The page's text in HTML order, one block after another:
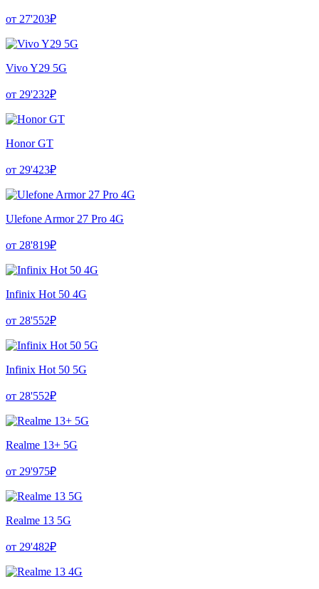
от 27'203₽
Vivo Y29 5G
от 29'232₽
Honor GT
от 29'423₽
Ulefone Armor 27 Pro 4G
от 28'819₽
Infinix Hot 50 4G
от 28'552₽
Infinix Hot 50 5G
от 28'552₽
Realme 13+ 5G
от 29'975₽
Realme 13 5G
от 29'482₽